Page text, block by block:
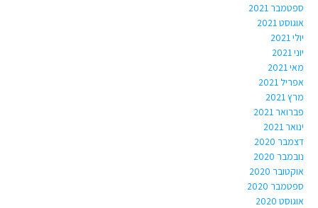
ספטמבר 2021
אוגוסט 2021
יולי 2021
יוני 2021
מאי 2021
אפריל 2021
מרץ 2021
פברואר 2021
ינואר 2021
דצמבר 2020
נובמבר 2020
אוקטובר 2020
ספטמבר 2020
אוגוסט 2020